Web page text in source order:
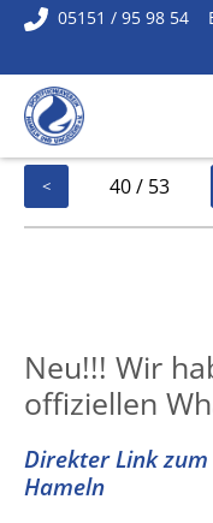
< 40 / 53
Neu!!! Wir
offiziellen
Direkter Link zum
Hameln
05151 / 95 98 54